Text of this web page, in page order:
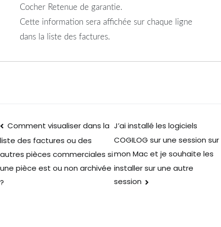
Cocher Retenue de garantie.
Cette information sera affichée sur chaque ligne
dans la liste des factures.
Comment visualiser dans la
liste des factures ou des
autres pièces commerciales si
une pièce est ou non archivée
?
J’ai installé les logiciels
COGILOG sur une session sur
mon Mac et je souhaite les
installer sur une autre
session